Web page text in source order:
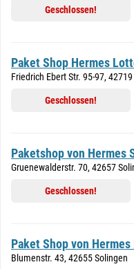
Geschlossen!
Paket Shop Hermes
Friedrich Ebert Str. 95-97,
Geschlossen!
Paketshop von Hermes
Gruenewalderstr. 70, 42657
Geschlossen!
Paket Shop von
Blumenstr. 43, 42655 Solingen